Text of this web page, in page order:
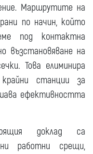
Маршрутите на
по начин, който
под контактна
възстановяване на
Това елиминира
станции за
ефективността
доклад са
работни срещи,